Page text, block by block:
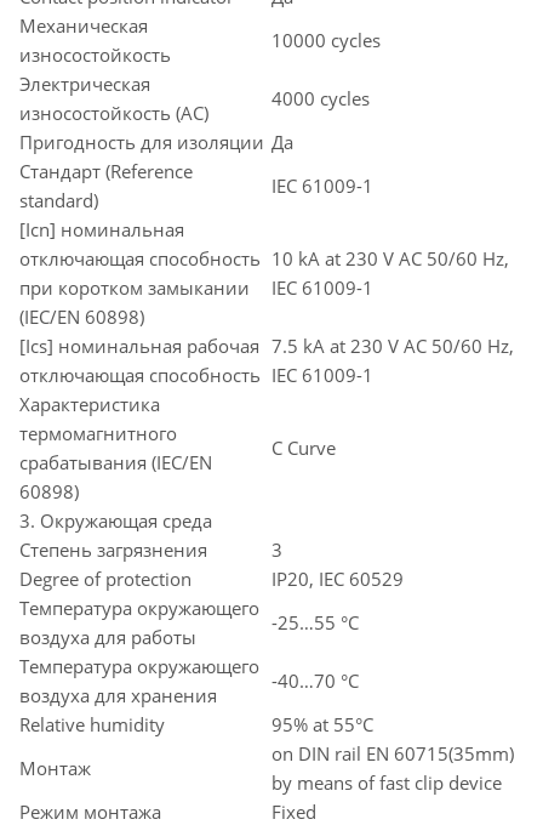
Механическая
износостойкость
10000 cycles
Электрическая
износостойкость (AC)
4000 cycles
Пригодность для изоляции Да
Стандарт (Reference
standard)
IEC 61009-1
[Icn] номинальная
отключающая способность
при коротком замыкании
(IEC/EN 60898)
10 kA at 230 V AC 50/60 Hz,
IEC 61009-1
[Ics] номинальная рабочая
отключающая способность
7.5 kA at 230 V AC 50/60 Hz,
IEC 61009-1
Характеристика
термомагнитного
срабатывания (IEC/EN
60898)
C Curve
3. Окружающая среда
Степень загрязнения
3
Degree of protection
IP20, IEC 60529
Температура окружающего
воздуха для работы
-25…55 °C
Температура окружающего
воздуха для хранения
-40…70 °C
Relative humidity
95% at 55°C
Монтаж
on DIN rail EN 60715(35mm)
by means of fast clip device
Режим монтажа
Fixed